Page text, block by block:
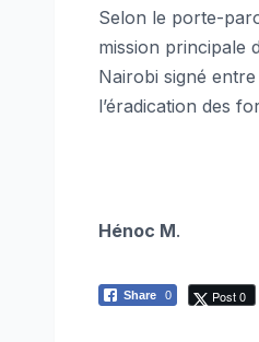
Selon le porte-
mission principale
Nairobi signé entre
l’éradication des
Hénoc M.
Share 0 Post 0